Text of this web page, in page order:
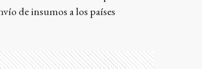
de insumos a los países